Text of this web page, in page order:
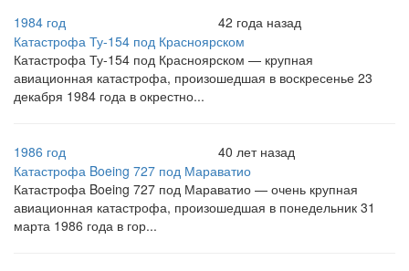
1984 год
42 года назад
Катастрофа Ту-154 под Красноярском
Катастрофа Ту-154 под Красноярском — крупная
авиационная катастрофа, произошедшая в воскресенье 23
декабря 1984 года в окрестно...
1986 год
40 лет назад
Катастрофа Boeing 727 под Мараватио
Катастрофа Boeing 727 под Мараватио — очень крупная
авиационная катастрофа, произошедшая в понедельник 31
марта 1986 года в гор...